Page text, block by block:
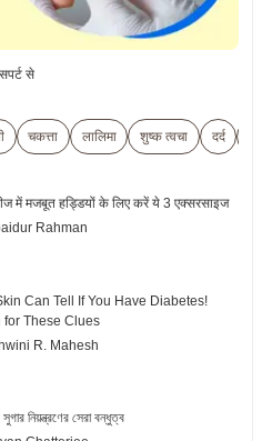
से
चकत्ता लालिमा शुष्क त्वचा दर्द
में मजबूत हड्डियों के लिए करें ये 3 एक्सरसाइज
Rahman
Can Tell If You Have Diabetes!
for These Clues
R. Mahesh
নিয়ন্ত্রণের সেরা বন্ধুত্ব